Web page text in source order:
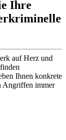
Ihre
auf Herz und
Ihnen konkrete
Angriffen immer